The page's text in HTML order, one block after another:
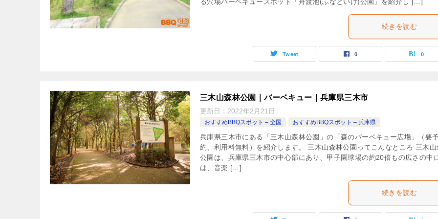
続きを読む
Tweet 0 0
三木山森林公園｜バーベキュー｜兵庫県三木市
更新日： 2022年2月21日
おすすめBBQスポット – 全国 おすすめBBQスポット – 兵庫県
兵庫県三木市にある「三木山森林公園」の「森のバーベキュー広場」（要
約、利用料無料）を紹介します。 三木山森林公園ってこんなところ 三木山
公園は、兵庫県三木市の中心部にあり、甲子園球場の約20倍もの広さの中
は、音楽 […]
続きを読む